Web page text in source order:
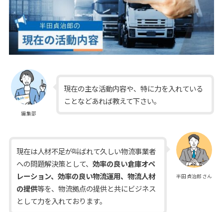
編集部
現在の主な活動内容や、特に力を入れている
ことなどあれば教えて下さい。
半田貞治郎さん
現在は人材不足が叫ばれて久しい物流事業者
への問題解決策として、効率の良い倉庫オペ
レーション、効率の良い物流運用、物流人材
の提供等を、物流拠点の提供と共にビジネス
として力を入れております。